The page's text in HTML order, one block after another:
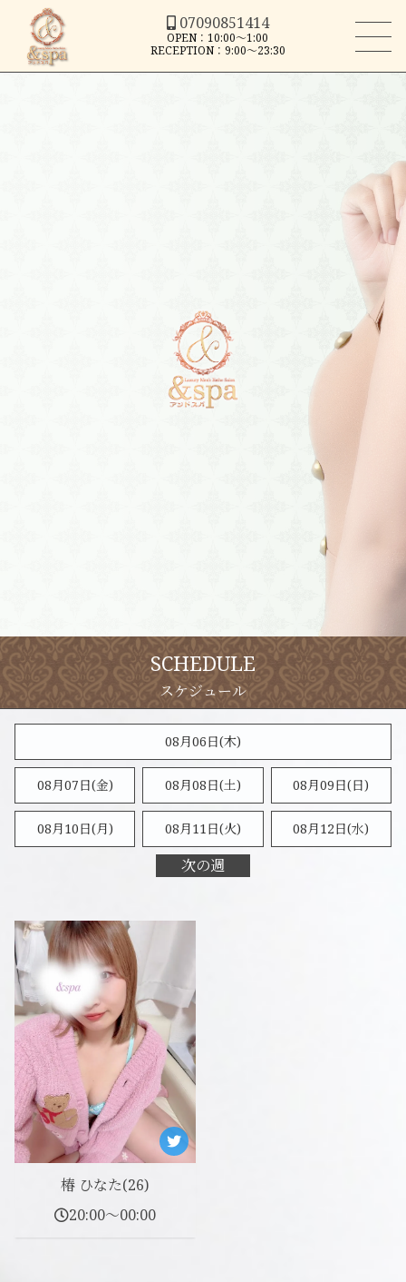
07090851414
OPEN：10:00～1:00
RECEPTION：9:00～23:30
SCHEDULE
08月06日(木)
08月07日(金) 08月08日(土) 08月09日(日)
08月10日(月) 08月11日(火) 08月12日(水)
次の週
椿 ひなた(26)
20:00～00:00